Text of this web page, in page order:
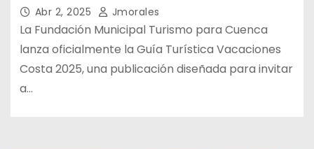
Abr 2, 2025 Jmorales
La Fundación Municipal Turismo para Cuenca
lanza oficialmente la Guía Turística Vacaciones
Costa 2025, una publicación diseñada para invitar
a…